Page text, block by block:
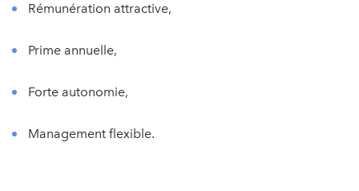
Rémunération attractive,
Prime annuelle,
Forte autonomie,
Management flexible.